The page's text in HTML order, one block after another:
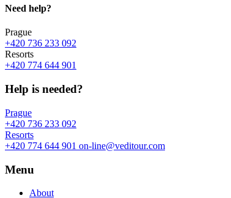
Need help?
Prague
+420 736 233 092
Resorts
+420 774 644 901
Help is needed?
Prague
+420 736 233 092
Resorts
+420 774 644 901 on-line@veditour.com
Menu
About